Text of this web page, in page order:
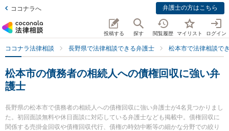
ココナラへ 弁護士の方はこちら
投稿する 探す 閲覧履歴 マイリスト ログイン
ココナラ法律相談 長野県で法律相談できる弁護士 松本市で法律相談で
松本市の債務者の相続人への債権回収に強い弁
護士
長野県の松本市で債務者の相続人への債権回収に強い弁護士が4名見つかりまし
た。初回面談無料や休日面談に対応している弁護士なども掲載中。債権回収に
関係する売掛金回収や債権回収代行、債権の時効中断等の細かな分野での絞り